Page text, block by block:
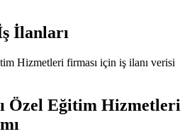
İlanları
Hizmetleri firması için iş ilanı verisi
Özel Eğitim Hizmetleri